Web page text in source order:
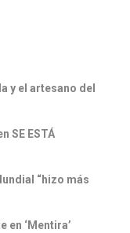
y el artesano del
SE ESTÁ
“hizo más
en ‘Mentira’